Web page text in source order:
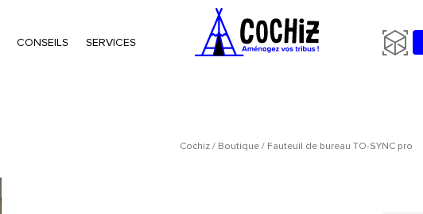
CONSEILS SERVICES
Cochiz/ Boutique/ Fauteuil de bureau TO-SYNC pro